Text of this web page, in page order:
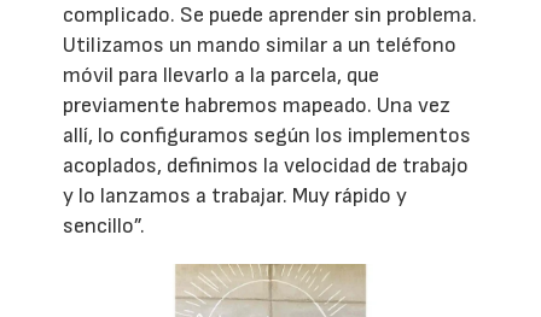
complicado. Se puede aprender sin problema.
Utilizamos un mando similar a un teléfono
móvil para llevarlo a la parcela, que
previamente habremos mapeado. Una vez
allí, lo configuramos según los implementos
acoplados, definimos la velocidad de trabajo
y lo lanzamos a trabajar. Muy rápido y
sencillo”.